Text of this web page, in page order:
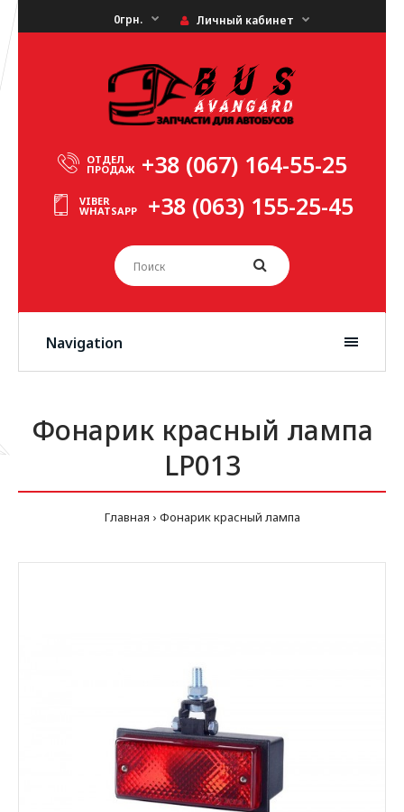
0грн. Личный кабинет
ОТДЕЛ
ПРОДАЖ +38 (067) 164-55-25
VIBER
WHATSAPP +38 (063) 155-25-45
Navigation
Фонарик красный лампа
LP013
Главная Фонарик красный лампа